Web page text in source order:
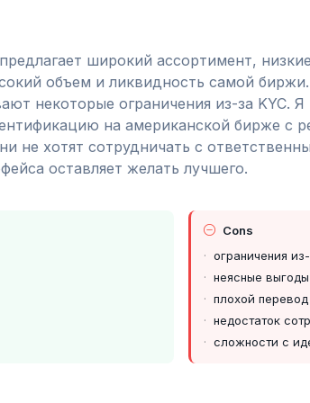
широкий ассортимент,
объем и ликвидность самой
некоторые ограничения из-за KYC.
на американской бирже с
хотят сотрудничать с
оставляет желать лучшего.
Cons
ограничения
неясные
плохой
недостаток
сложности с